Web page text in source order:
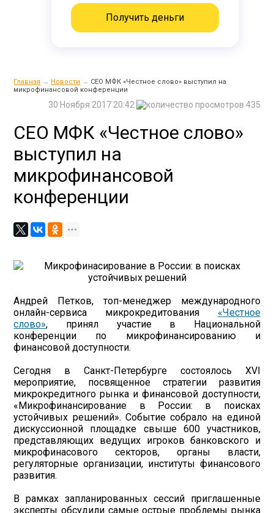
Получить деньги
Главная → Новости → CEO МФК «Честное слово» выступил на
микрофинансовой конференции
435
30 Ноября 2017 20:42
CEO МФК «Честное слово»
выступил на
микрофинансовой
конференции
Андрей Петков, топ-менеджер международного
онлайн-сервиса микрокредитования «Честное
слово», принял участие в Национальной
конференции по микрофинансированию и
финансовой доступности.
Сегодня в Санкт-Петербурге состоялось XVI
мероприятие, посвященное стратегии развития
микрокредитного рынка и финансовой доступности,
«Микрофинансирование в России: в поисках
устойчивых решений». Событие собрало на единой
дискуссионной площадке свыше 600 участников,
представляющих ведущих игроков банковского и
микрофинасового секторов, органы власти,
регуляторные организации, институты финансового
развития.
В рамках запланированных сессий приглашенные
эксперты обсудили самые острые проблемы рынка